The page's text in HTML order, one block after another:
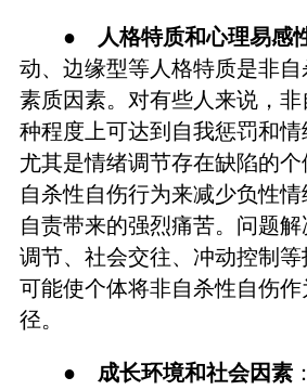
● 人格特质和心理易感
动、边缘型等人格特质是非
素质因素。对有些人来说，
种程度上可达到自我惩罚和情
尤其是情绪调节存在缺陷的
自杀性自伤行为来减少负性
自责带来的强烈痛苦。问题
调节、社会交往、冲动控制
可能使个体将非自杀性自伤
径。
● 成长环境和社会因素